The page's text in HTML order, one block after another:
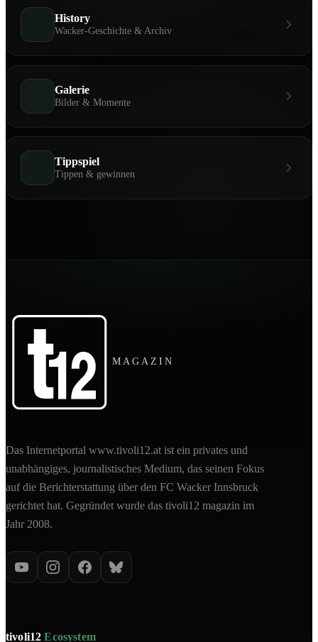
History
Wacker-Geschichte & Archiv
Galerie
Bilder & Momente
Tippspiel
Tippen & gewinnen
MAGAZIN
Das Internetportal www.tivoli12.at ist ein privates und
unabhängiges, journalistisches Medium, das seinen Fokus
auf die Berichterstattung über den FC Wacker Innsbruck
gerichtet hat. Gegründet wurde das tivoli12 magazin im
Jahr 2008.
tivoli12Ecosystem